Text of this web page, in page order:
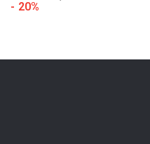
price
- 20%